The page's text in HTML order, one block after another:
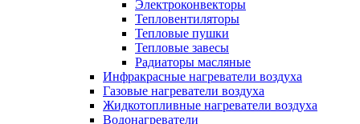
Электроконвекторы
Тепловентиляторы
Тепловые пушки
Тепловые завесы
Радиаторы масляные
Инфракрасные нагреватели воздуха
Газовые нагреватели воздуха
Жидкотопливные нагреватели воздуха
Водонагреватели